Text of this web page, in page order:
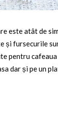
este atât de
și fursecurile
pentru cafeaua
dar și pe un